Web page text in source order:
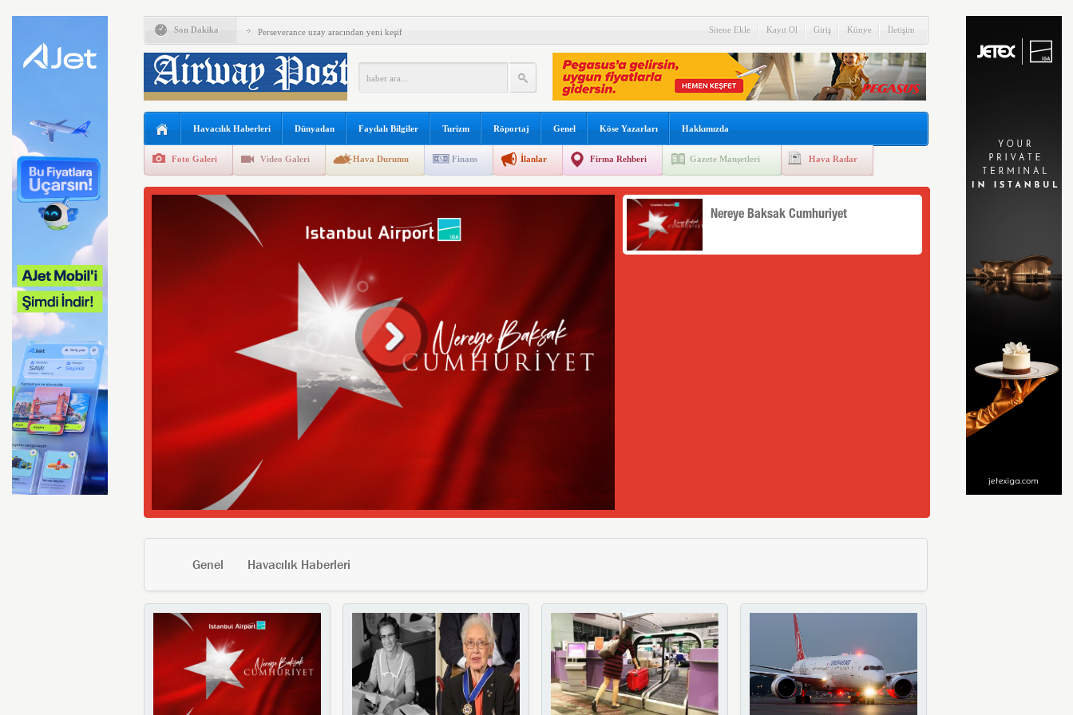
Son Dakika Perseverance uzay aracından yeni keşif
Bell Textron ABD’nin 49 adet H-1 helikopterini modernize edecek
Hitit Bilişim 500’de Sektörel Yazılım Birincisi
İberia Havayolu 12 Ağustos’ta özel uçuş yapacak
SpaceX ilk çeyrek verlerini açıkladı
Riyadh Air Mumbai seferlerine başladı
Sitene Ekle Kayıt Ol Giriş Künye İletişim
Havacılık Haberleri Dünyadan Faydalı Bilgiler Turizm Röportaj Genel Köse Yazarları Hakkımızda
Foto Galeri Video Galeri Hava Durumu Finans İlanlar Firma Rehberi Gazete Manşetleri Hava Radar
Nereye Baksak Cumhuriyet
Genel Havacılık Haberleri